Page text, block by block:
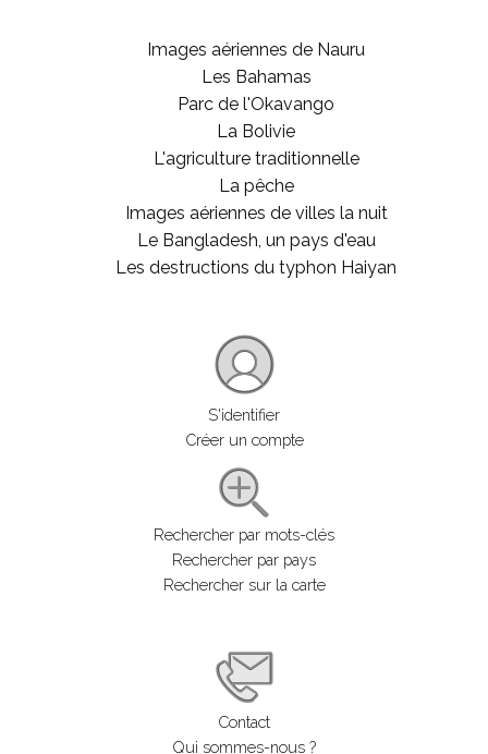
Images aériennes de Nauru
Les Bahamas
Parc de l'Okavango
La Bolivie
L'agriculture traditionnelle
La pêche
Images aériennes de villes la nuit
Le Bangladesh, un pays d'eau
Les destructions du typhon Haiyan
S'identifier
Créer un compte
Rechercher par mots-clés
Rechercher par pays
Rechercher sur la carte
Contact
Qui sommes-nous ?